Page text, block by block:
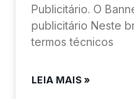
Publicitário. O
publicitário Neste
termos técnicos
LEIA MAIS »